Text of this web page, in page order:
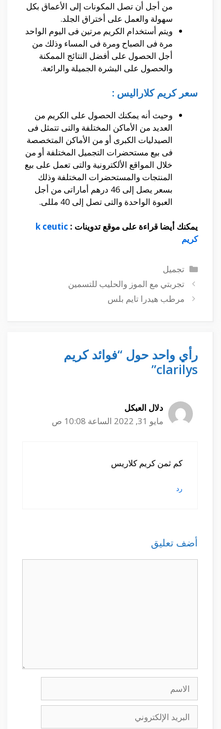
من أجل أن تصل المكونات إلى الأعماق بكل
سهولة والعمل على أختراق الجلد.
ويتم أستخدام الكريم مرتين فى اليوم الواحد
مرة فى الصباح ومرة فى المساء وذلك من
أجل الحصول على أفضل النتائج الممكنة
والحصول على البشرة الجميلة والرائعة.
سعر كريم كلاراليس :
وحيث أنه يمكنك الحصول على الكريم من
العديد من الأماكن المختلفة والتى تتمثل فى
الصيدليات الكبرى أو من الأماكن المتخصصة
فى بيع مستحضرات التجميل المختلفة أو من
خلال المواقع الألكترونية والتى تعمل على بيع
المنتجات والمستحضرات المختلفة وذلك
بسعر يصل إلى 46 درهم أماراتى من أجل
العبوة الواحدة والتى تصل إلى 40 مللى.
يمكنك أيضا قراءة على موقع تدوينات : k ceutic
كريم
التصنيفات
تجميل
تجربتي مع الموز والحليب للتسمين
مرطب هيدرا تايم بلس
رأي واحد حول “فوائد كريم
clarilys”
دلال العبكل
مايو 31, 2022 الساعة 10:08 ص
كم ثمن كريم كلاريس
رد
أضف تعليق
الإلكتروني